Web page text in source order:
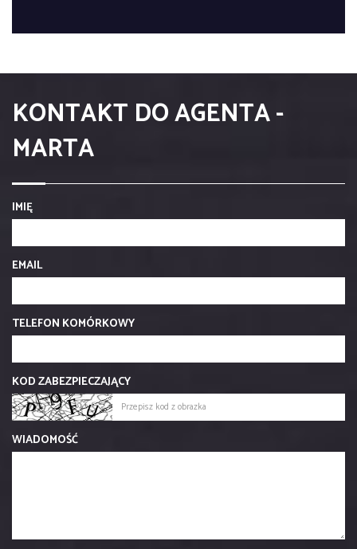
KONTAKT DO AGENTA -
MARTA
IMIĘ
EMAIL
TELEFON KOMÓRKOWY
KOD ZABEZPIECZAJĄCY
WIADOMOŚĆ